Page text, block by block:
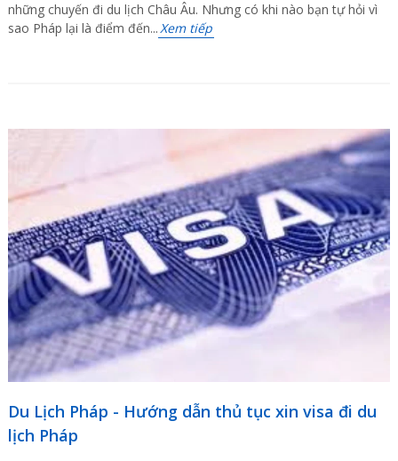
những chuyến đi du lịch Châu Âu. Nhưng có khi nào bạn tự hỏi vì
sao Pháp lại là điểm đến...Xem tiếp
Du Lịch Pháp - Hướng dẫn thủ tục xin visa đi du
lịch Pháp